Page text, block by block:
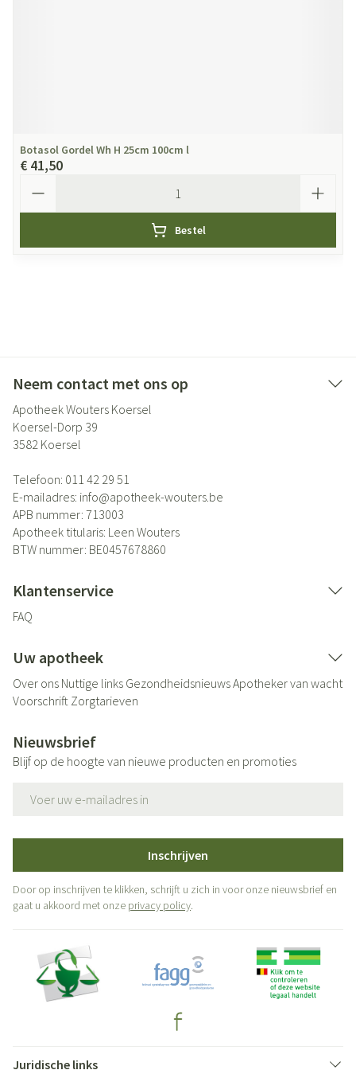
Botasol Gordel Wh H 25cm 100cm l
€ 41,50
Bestel
Neem contact met ons op
Apotheek Wouters Koersel
Koersel-Dorp 39
3582 Koersel
Telefoon: 011 42 29 51
E-mailadres: info@apotheek-wouters.be
APB nummer: 713003
Apotheek titularis: Leen Wouters
BTW nummer: BE0457678860
Klantenservice
FAQ
Uw apotheek
Over ons Nuttige links GezondheidsnieuwsApotheker van wacht
Voorschrift Zorgtarieven
Nieuwsbrief
Blijf op de hoogte van nieuwe producten en promoties
Inschrijven
Door op inschrijven te klikken, schrijft u zich in voor onze nieuwsbrief en
gaat u akkoord met onze privacy policy.
Juridische links